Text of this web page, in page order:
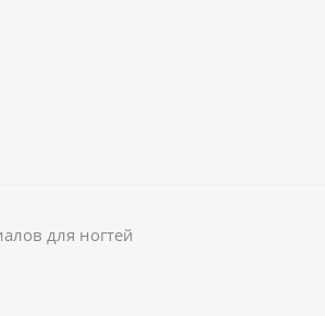
для ногтей